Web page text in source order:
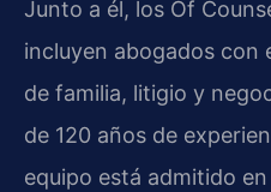
Junto a él, los Of
incluyen abogados con
de familia, litigio y
de 120 años de
equipo está admitido